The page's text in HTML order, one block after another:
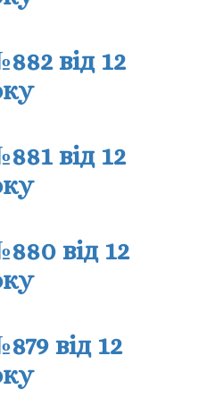
від 12
від 12
від 12
від 12